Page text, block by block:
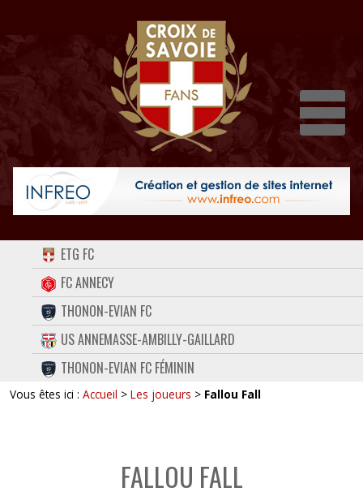
ACCUEIL
FORUM
CONTACT
FACEBOOK
TWITTER
ETG FC
FC ANNECY
THONON-EVIAN FC
US ANNEMASSE-AMBILLY-GAILLARD
THONON-EVIAN FC FÉMININ
Vous êtes ici : Accueil > Les joueurs > Fallou Fall
FALLOU FALL